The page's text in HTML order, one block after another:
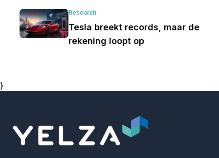
Research
Tesla breekt records, maar de
rekening loopt op
}